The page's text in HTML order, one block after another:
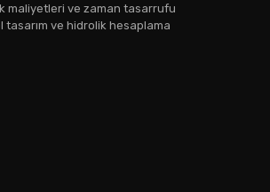
maliyetleri ve zaman tasarrufu
tasarım ve hidrolik hesaplama